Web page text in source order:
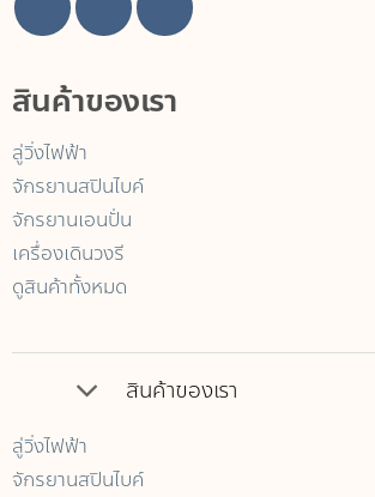
สินค้าของเรา
ลู่วิ่งไฟฟ้า
จักรยานสปินไบค์
จักรยานเอนปั่น
เครื่องเดินวงรี
ดูสินค้าทั้งหมด
สินค้าของเรา
ลู่วิ่งไฟฟ้า
จักรยานสปินไบค์